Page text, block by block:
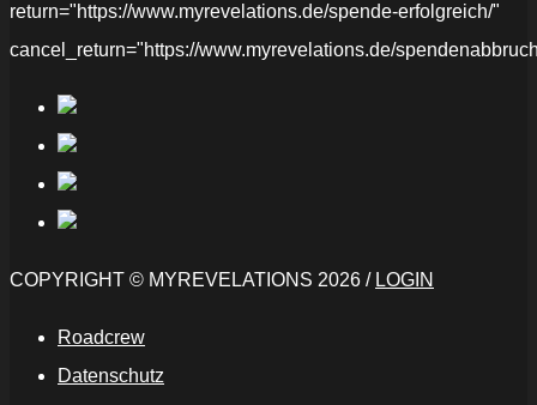
return="https://www.myrevelations.de/spende-erfolgreich/"
cancel_return="https://www.myrevelations.de/
COPYRIGHT © MYREVELATIONS 2026 / LOGIN
Roadcrew
Datenschutz